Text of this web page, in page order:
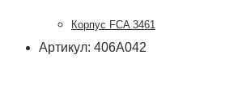
Корпус FCA 3461
Артикул: 406А042